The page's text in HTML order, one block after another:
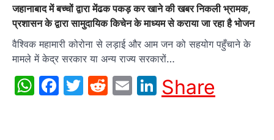
जहानाबाद में बच्चों द्वारा मेंढक पकड़ कर खाने की खबर निकली भ्रामक,
प्रशासन के द्वारा सामुदायिक किचेन के माध्यम से कराया जा रहा है भोजन
वैश्विक महामारी कोरोना से लड़ाई और आम जन को सहयोग पहुँचाने के
मामले में केद्र सरकार या अन्य राज्य सरकारों…
WhatsApp
Facebook
Twitter
Reddit
EmailLinkedIn
Share